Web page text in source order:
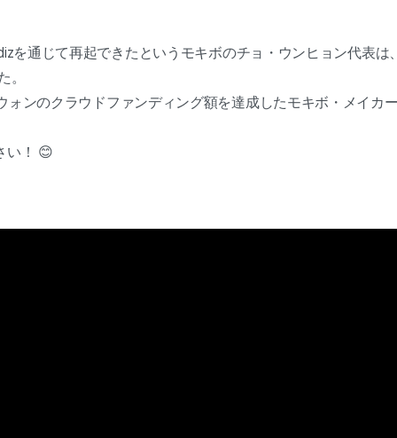
を通じて再起できたというモキボのチョ・ウンヒョン代表は
。
ォンのクラウドファンディング額を達成したモキボ・メイカ
い！ 😊